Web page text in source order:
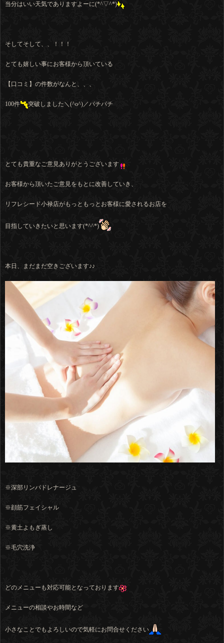
当分はいい天気でありますよーに(*^▽^*)
そしてそして、、！！！
とても嬉しい事にお客様から頂いている
【口コミ】の件数がなんと、、、
100件 突破しました＼(^o^)／パチパチ
とても貴重なご意見ありがとうございます
お客様から頂いたご意見をもとに改善していき、
リフレシード小禄店がもっともっとお客様に愛されるお店を
目指していきたいと思います(*^^*)
本日、まだまだ空きございます♪♪
※深部リンパドレナージュ
※顔筋フェイシャル
※黄土よもぎ蒸し
※毛穴洗浄
どのメニューも対応可能となっております
メニューの相談やお時間など
小さなことでもよろしいので気軽にお問合せください